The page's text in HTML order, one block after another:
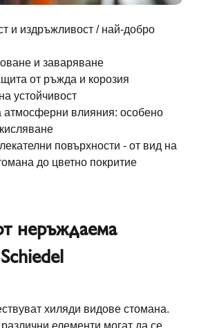
и издръжливост / най-добро
и заваряване
от ръжда и корозия
устойчивост
атмосферни влияния: особено
повърхности - от вид на
до цветно покритие
неръждаема
хиляди видове стомана.
елементи могат да се